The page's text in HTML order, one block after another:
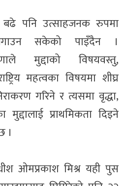
बढे पनि उत्साहजनक रुपमा
सकेको पाइँदैन ।
मुद्दाको विषयवस्तु,
महत्वका विषयमा शीघ्र
गरिने र त्यसमा वृद्धा,
मुद्दालाई प्राथमिकता दिइने
।
ओमप्रकाश मिश्र यही पुस